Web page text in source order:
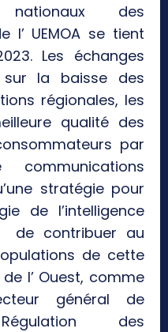
des
l’ UEMOA se tient
Les échanges
sur la baisse des
régionales, les
qualité des
par
stratégie pour
de l’intelligence
de contribuer au
de cette
l’ Ouest, comme
général de
des